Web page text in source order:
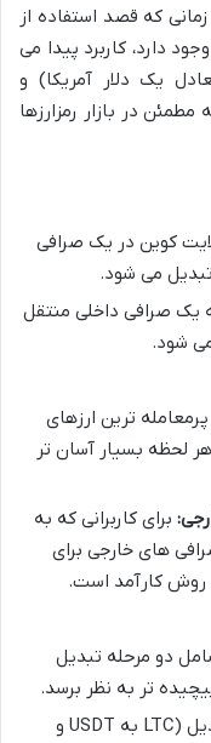
که قصد استفاده از
دارد، کاربرد پیدا می
یک دلار آمریکا) و
در بازار رمزارزها
کوین در یک صرافی
می شود.
صرافی داخلی منتقل
شود.
پرمعامله ترین ارزهای
لحظه بسیار آسان تر
برای کاربرانی که به
های خارجی برای
دو مرحله تبدیل
تر به نظر برسد.
در هر مرحله تبدیل (LTC به USDT و